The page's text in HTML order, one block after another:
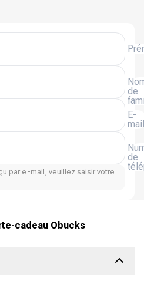
de
E-
mail
de
par e-mail, veuillez saisir votre
cadeau Obucks